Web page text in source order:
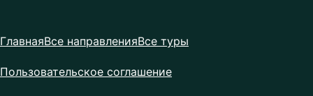
ГлавнаяВсе направленияВсе туры
Пользовательское соглашение